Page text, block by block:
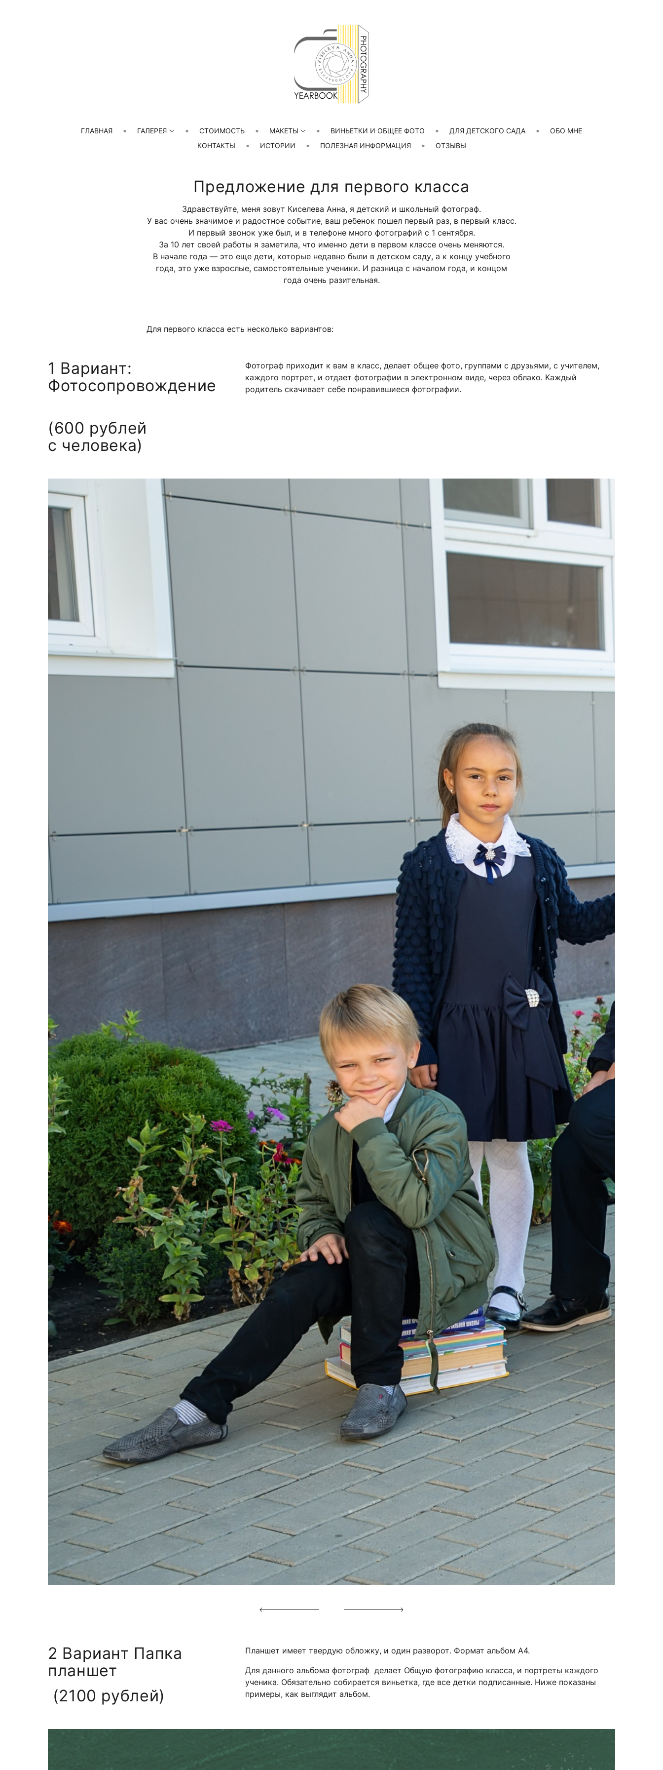
ГЛАВНАЯ ГАЛЕРЕЯ СТОИМОСТЬ МАКЕТЫ ВИНЬЕТКИ И ОБЩЕЕ ФОТО ДЛЯ ДЕТСКОГО САДА
ОБО МНЕ
КОНТАКТЫ
ИСТОРИИ ПОЛЕЗНАЯ ИНФОРМАЦИЯ ОТЗЫВЫ
Предложение для первого класса
Здравствуйте, меня зовут Киселева Анна, я детский и школьный фотограф.
У вас очень значимое и радостное событие, ваш ребенок пошел первый раз, в первый класс.
И первый звонок уже был, и в телефоне много фотографий с 1 сентября.
За 10 лет своей работы я заметила, что именно дети в первом классе очень меняются.
В начале года — это еще дети, которые недавно были в детском саду, а к концу учебного
года, это уже взрослые, самостоятельные ученики. И разница с началом года, и концом
года очень разительная.
Для первого класса есть несколько вариантов:
1 Вариант:
Фотосопровождение
(600 рублей
с человека)
Фотограф приходит к вам в класс, делает общее фото, группами с друзьями, с учителем,
каждого портрет, и отдает фотографии в электронном виде, через облако. Каждый
родитель скачивает себе понравившиеся фотографии.
2 Вариант Папка
планшет
(2100 рублей)
Планшет имеет твердую обложку, и один разворот. Формат альбом А4.
Для данного альбома фотограф делает Общую фотографию класса, и портреты каждого
ученика. Обязательно собирается виньетка, где все детки подписанные. Ниже показаны
примеры, как выглядит альбом.